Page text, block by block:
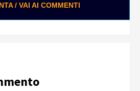
/ VAI AI COMMENTI